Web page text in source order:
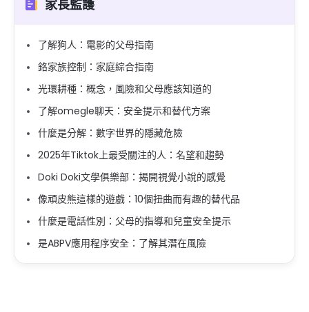
家長監護
了解狗人：電影的父母指南
鉻家族控制：家庭綜合指南
光環耕種：概念，風險和父母應該知道的
了解omegle聊天：安全提示和替代方案
什麼是分解：數字世界的隱藏危險
2025年Tiktok上最受關注的人：名望和趨勢
Doki Doki文學俱樂部：揭開視覺小說的感覺
像頑皮熊這樣的遊戲：10個扭曲而有趣的替代品
什麼是電話性別：父母的指導和兒童安全提示
是ABPV應用程序安全：了解其潛在風險